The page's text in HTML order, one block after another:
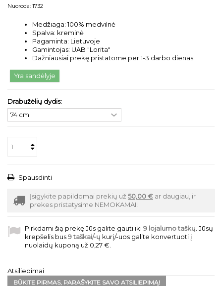
Nuoroda: 1732
Medžiaga: 100% medvilnė
Spalva: kreminė
Pagaminta: Lietuvoje
Gamintojas: UAB "Lorita"
Dažniausiai prekę pristatome per 1-3 darbo dienas
Yra sandėlyje
Drabužėlių dydis:
Spausdinti
Įsigykite papildomai prekių už 50,00 € ar daugiau, ir
prekes pristatysime NEMOKAMAI!
Pirkdami šią prekę Jūs galite gauti iki9 lojalumo taškų . Jūsų
krepšelis bus9taškai/-ų kurį/-uos galite konvertuoti į
nuolaidų kuponą už 0,27 €
Atsiliepimai
BŪKITE PIRMAS, PARAŠYKITE SAVO ATSILIEPIMĄ!